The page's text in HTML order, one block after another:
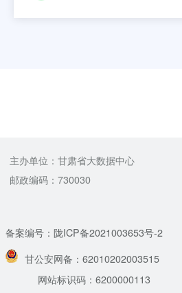
主办单位：甘肃省大数据中心
邮政编码：730030
备案编号：陇ICP备2021003653号-2
甘公安网备：62010202003515
网站标识码：6200000113